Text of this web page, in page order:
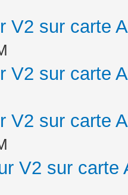
V2 sur carte
V2 sur carte
V2 sur carte
V2 sur carte